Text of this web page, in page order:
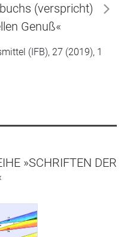
(verspricht)
Genuß«
(IFB), 27 (2019), 1
»SCHRIFTEN DER